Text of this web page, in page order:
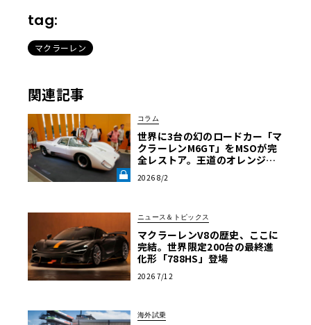
tag:
マクラーレン
関連記事
コラム
世界に3台の幻のロードカー「マ
クラーレンM6GT」をMSOが完
全レストア。王道のオレンジで
【グッドウッドFoS 2026】《LE
2026 8/2
ニュース＆トピックス
マクラーレンV8の歴史、ここに
完結。世界限定200台の最終進
化形「788HS」登場
2026 7/12
海外試乗